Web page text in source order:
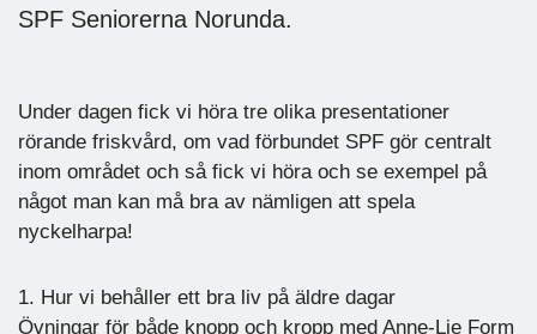
SPF Seniorerna Norunda.
Under dagen fick vi höra tre olika presentationer
rörande friskvård, om vad förbundet SPF gör centralt
inom området och så fick vi höra och se exempel på
något man kan må bra av nämligen att spela
nyckelharpa!
1. Hur vi behåller ett bra liv på äldre dagar
Övningar för både knopp och kropp med Anne-Lie Form